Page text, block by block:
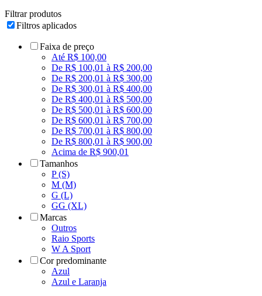
Filtrar produtos
Filtros aplicados
Faixa de preço
Até R$ 100,00
De R$ 100,01 à R$ 200,00
De R$ 200,01 à R$ 300,00
De R$ 300,01 à R$ 400,00
De R$ 400,01 à R$ 500,00
De R$ 500,01 à R$ 600,00
De R$ 600,01 à R$ 700,00
De R$ 700,01 à R$ 800,00
De R$ 800,01 à R$ 900,00
Acima de R$ 900,01
Tamanhos
P (S)
M (M)
G (L)
GG (XL)
Marcas
Outros
Raio Sports
W A Sport
Cor predominante
Azul
Azul e Laranja